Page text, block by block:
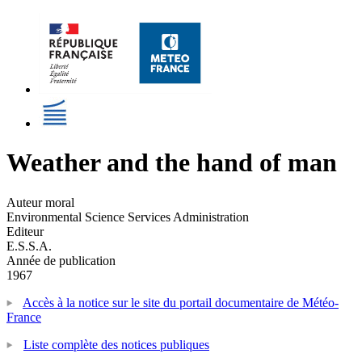
Weather and the hand of man
Auteur moral
Environmental Science Services Administration
Editeur
E.S.S.A.
Année de publication
1967
Accès à la notice sur le site du portail documentaire de Météo-
France
Liste complète des notices publiques